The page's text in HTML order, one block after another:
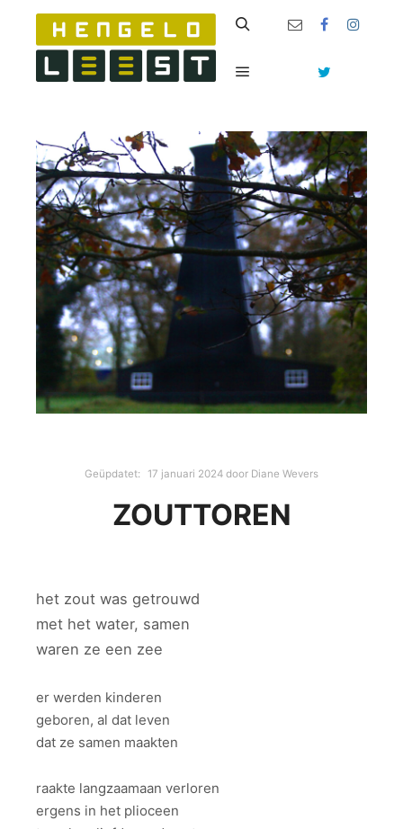
Geüpdatet: 17 januari 2024 door Diane Wevers
ZOUTTOREN
het zout was getrouwd
met het water, samen
waren ze een zee
er werden kinderen
geboren, al dat leven
dat ze samen maakten
raakte langzaamaan verloren
ergens in het plioceen